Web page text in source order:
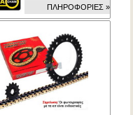
ΠΛΗΡΟΦΟΡΙΕΣ »